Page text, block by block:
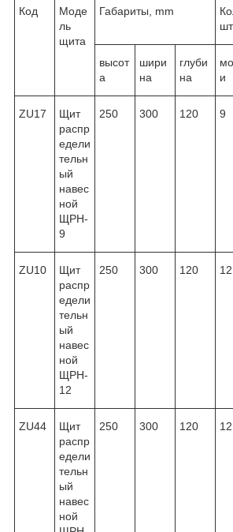
Код
Моде
ль
щита
Габариты, mm
шт
высот
а
шири
на
глуби
на
и
ZU17
Щит
распр
едели
тельн
ый
навес
ной
ЩРН-
9
250 300 120 9
ZU10
Щит
распр
едели
тельн
ый
навес
ной
ЩРН-
12
250 300 120 12
ZU44
Щит
распр
едели
тельн
ый
навес
ной
250 300 120 12